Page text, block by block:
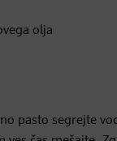
olja
pasto segrejte